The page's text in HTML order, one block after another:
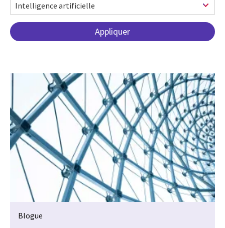
Blogue
Pagination